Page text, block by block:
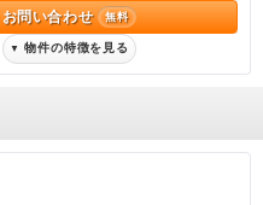
お問い合わせ 無料
▼ 物件の特徴を見る